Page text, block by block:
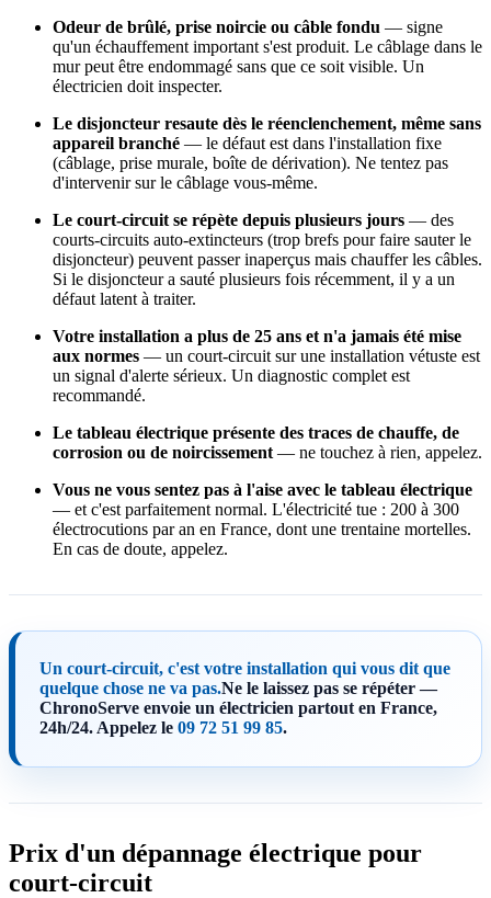
Odeur de brûlé, prise noircie ou câble fondu — signe
qu'un échauffement important s'est produit. Le câblage dans le
mur peut être endommagé sans que ce soit visible. Un
électricien doit inspecter.
Le disjoncteur resaute dès le réenclenchement, même sans
appareil branché — le défaut est dans l'installation fixe
(câblage, prise murale, boîte de dérivation). Ne tentez pas
d'intervenir sur le câblage vous-même.
Le court-circuit se répète depuis plusieurs jours — des
courts-circuits auto-extincteurs (trop brefs pour faire sauter le
disjoncteur) peuvent passer inaperçus mais chauffer les câbles.
Si le disjoncteur a sauté plusieurs fois récemment, il y a un
défaut latent à traiter.
Votre installation a plus de 25 ans et n'a jamais été mise
aux normes — un court-circuit sur une installation vétuste est
un signal d'alerte sérieux. Un diagnostic complet est
recommandé.
Le tableau électrique présente des traces de chauffe, de
corrosion ou de noircissement — ne touchez à rien, appelez.
Vous ne vous sentez pas à l'aise avec le tableau électrique
— et c'est parfaitement normal. L'électricité tue : 200 à 300
électrocutions par an en France, dont une trentaine mortelles.
En cas de doute, appelez.
Un court-circuit, c'est votre installation qui vous dit que
quelque chose ne va pas.Ne le laissez pas se répéter —
ChronoServe envoie un électricien partout en France,
24h/24. Appelez le09 72 51 99 85.
Prix d'un dépannage électrique pour
court-circuit